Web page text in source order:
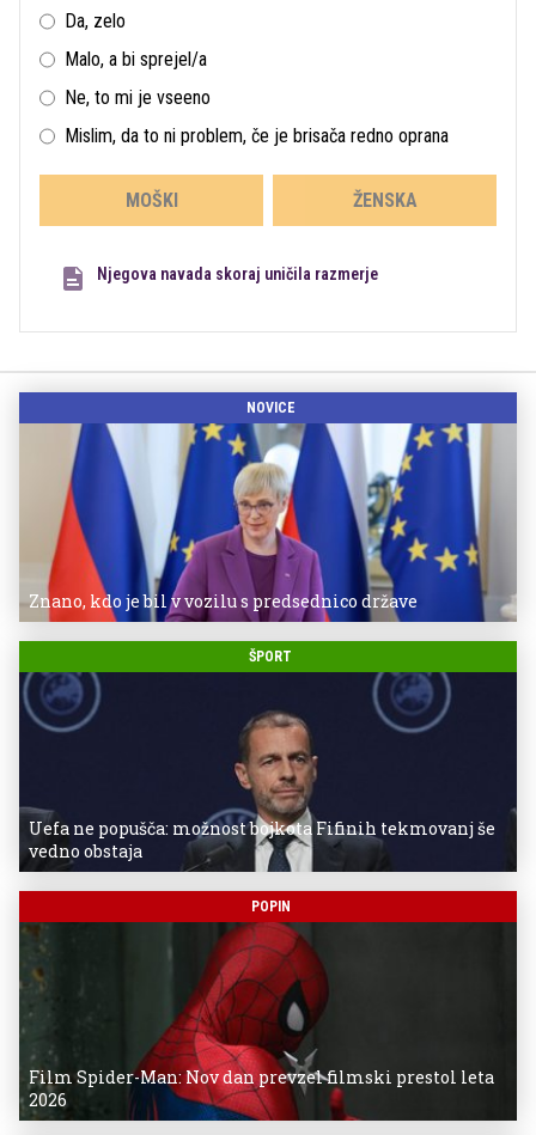
Da, zelo
Malo, a bi sprejel/a
Ne, to mi je vseeno
Mislim, da to ni problem, če je brisača redno oprana
MOŠKI ŽENSKA
Njegova navada skoraj uničila razmerje
NOVICE
Znano, kdo je bil v vozilu s predsednico države
ŠPORT
Uefa ne popušča: možnost bojkota Fifinih tekmovanj še
vedno obstaja
POPIN
Film Spider-Man: Nov dan prevzel filmski prestol leta
2026